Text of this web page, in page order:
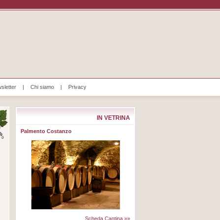
| Chi siamo | Privacy
IN VETRINA
Palmento Costanzo
Scheda Cantina »»